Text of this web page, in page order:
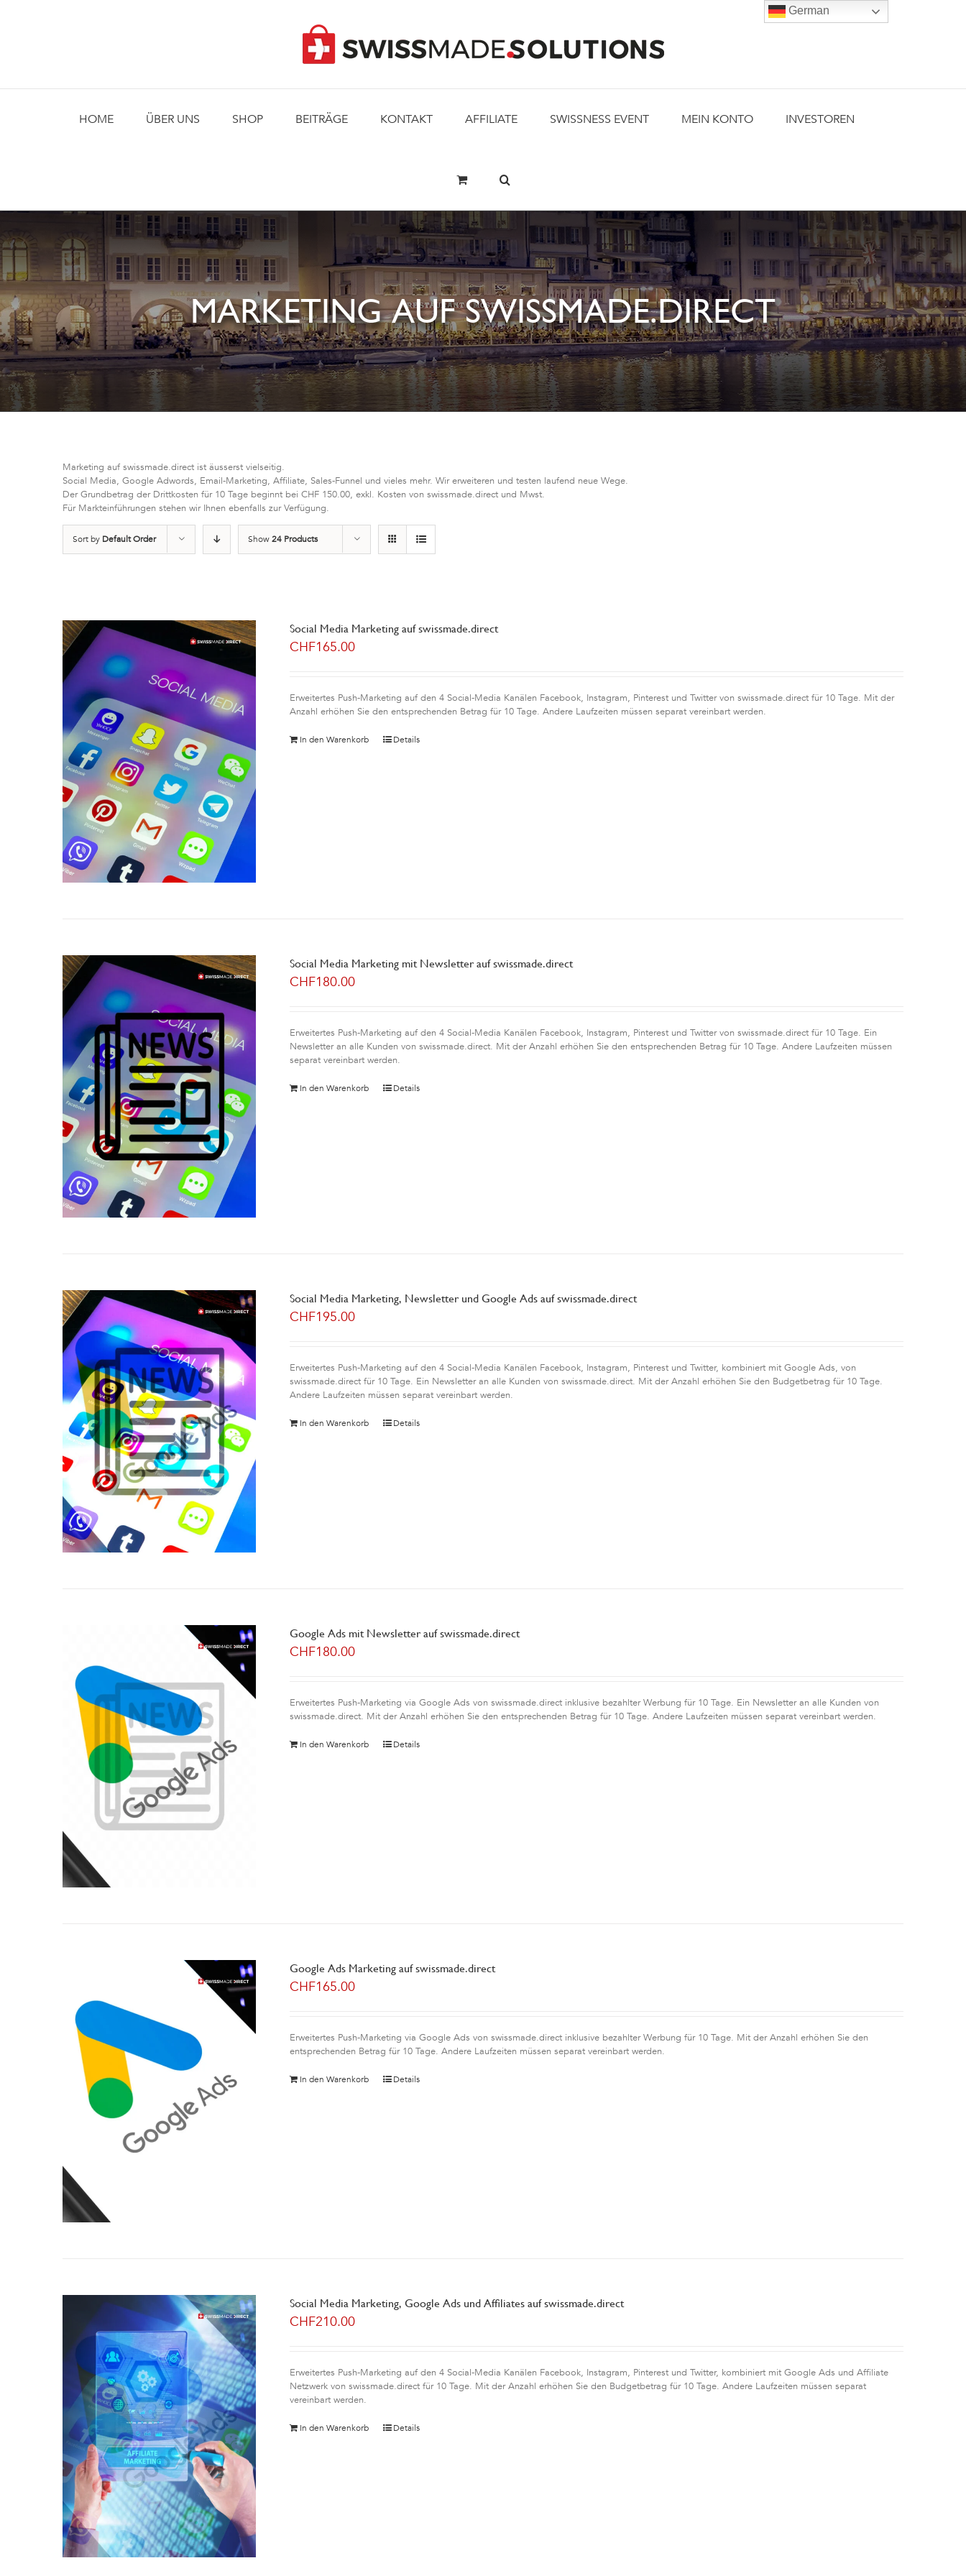
HOME ÜBER UNS SHOP BEITRÄGE KONTAKT AFFILIATE SWISSNESS EVENT MEIN KONTO INVESTOREN
MARKETING AUF SWISSMADE.DIRECT
Marketing auf swissmade.direct ist äusserst vielseitig.
Social Media, Google Adwords, Email-Marketing, Affiliate, Sales-Funnel und vieles mehr. Wir erweiteren und testen laufend neue Wege.
Der Grundbetrag der Drittkosten für 10 Tage beginnt bei CHF 150.00, exkl. Kosten von swissmade.direct und Mwst.
Für Markteinführungen stehen wir Ihnen ebenfalls zur Verfügung.
Sort by Default Order Show24 Products
Social Media Marketing auf swissmade.direct
CHF165.00
Erweitertes Push-Marketing auf den 4 Social-Media Kanälen Facebook, Instagram, Pinterest und Twitter von swissmade.direct für 10 Tage. Mit der
Anzahl erhöhen Sie den entsprechenden Betrag für 10 Tage. Andere Laufzeiten müssen separat vereinbart werden.
In den Warenkorb Details
Social Media Marketing mit Newsletter auf swissmade.direct
CHF180.00
Erweitertes Push-Marketing auf den 4 Social-Media Kanälen Facebook, Instagram, Pinterest und Twitter von swissmade.direct für 10 Tage. Ein
Newsletter an alle Kunden von swissmade.direct. Mit der Anzahl erhöhen Sie den entsprechenden Betrag für 10 Tage. Andere Laufzeiten müssen
separat vereinbart werden.
In den Warenkorb Details
Social Media Marketing, Newsletter und Google Ads auf swissmade.direct
CHF195.00
Erweitertes Push-Marketing auf den 4 Social-Media Kanälen Facebook, Instagram, Pinterest und Twitter, kombiniert mit Google Ads, von
swissmade.direct für 10 Tage. Ein Newsletter an alle Kunden von swissmade.direct. Mit der Anzahl erhöhen Sie den Budgetbetrag für 10 Tage.
Andere Laufzeiten müssen separat vereinbart werden.
In den Warenkorb Details
Google Ads mit Newsletter auf swissmade.direct
CHF180.00
Erweitertes Push-Marketing via Google Ads von swissmade.direct inklusive bezahlter Werbung für 10 Tage. Ein Newsletter an alle Kunden von
swissmade.direct. Mit der Anzahl erhöhen Sie den entsprechenden Betrag für 10 Tage. Andere Laufzeiten müssen separat vereinbart werden.
In den Warenkorb Details
Google Ads Marketing auf swissmade.direct
CHF165.00
Erweitertes Push-Marketing via Google Ads von swissmade.direct inklusive bezahlter Werbung für 10 Tage. Mit der Anzahl erhöhen Sie den
entsprechenden Betrag für 10 Tage. Andere Laufzeiten müssen separat vereinbart werden.
In den Warenkorb Details
Social Media Marketing, Google Ads und Affiliates auf swissmade.direct
CHF210.00
Erweitertes Push-Marketing auf den 4 Social-Media Kanälen Facebook, Instagram, Pinterest und Twitter, kombiniert mit Google Ads und Affiliate
Netzwerk von swissmade.direct für 10 Tage. Mit der Anzahl erhöhen Sie den Budgetbetrag für 10 Tage. Andere Laufzeiten müssen separat
vereinbart werden.
In den Warenkorb Details
German